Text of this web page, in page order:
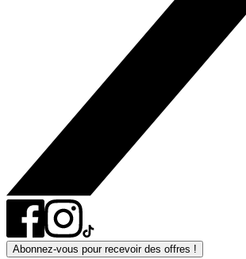
Abonnez-vous pour recevoir des offres !